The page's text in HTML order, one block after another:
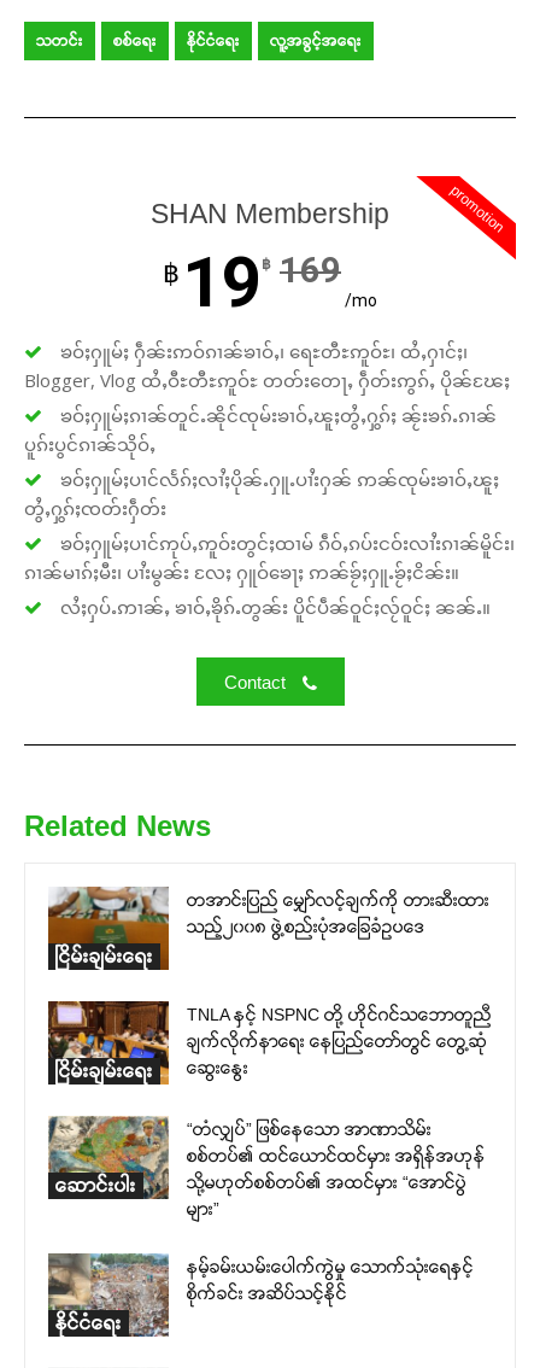
သတင်း စစ်ရေး နိုင်ငံရေး လူ့အခွင့်အရေး
promotion
SHAN Membership
฿ 19 ฿ 169
/mo
ၶဝ်ႈႁူမ်ႈ ႁဵၼ်းဢဝ်ၵၢၼ်ၶၢဝ်ႇ၊ ရေႊတီႊဢူဝ်ႊ၊ ထႆႇႁၢင်ႈ၊
Blogger, Vlog ထႆႇဝီႊတီႊဢူဝ်ႊ တတ်းတေႃႇ ႁဵတ်းဢွၵ်ႇ ပိုၼ်ၽႄႈ
ၶဝ်ႈႁူမ်ႈၵၢၼ်တူင်ႉၼိုင်ၸုမ်းၶၢဝ်ႇၽူႈတွႆႇႁွၵ်ႈ ၼႂ်းၶၵ်ႉၵၢၼ်
ပူၵ်းပွင်ၵၢၼ်သိုဝ်ႇ
ၶဝ်ႈႁူမ်ႈပၢင်လႅၵ်ႈလၢႆႈပိုၼ်ႉႁူႉပၢႆးႁၼ် ဢၼ်ၸုမ်းၶၢဝ်ႇၽူႈ
တွႆႇႁွၵ်ႈၸတ်းႁဵတ်း
ၶဝ်ႈႁူမ်ႈပၢင်ဢုပ်ႇဢူဝ်းတွင်ႈထၢမ် ၵဵဝ်ႇၵပ်းငဝ်းလၢႆးၵၢၼ်မိူင်း၊
ၵၢၼ်မၢၵ်ႈမီး၊ ပၢႆးမွၼ်း လႄႈ ႁူဝ်ၶေႃႈ ဢၼ်ၶႂ်ႈႁူႉၶႂ်ႈငိၼ်း။
လႆႈႁပ်ႉဢၢၼ်ႇ ၶၢဝ်ႇၶိုၵ်ႉတွၼ်း ပိူင်ပဵၼ်ဝူင်ႈလႂ်ဝူင်ႈ ၼၼ်ႉ။
Contact
Related News
ငြိမ်းချမ်းရေး
တအာင်းပြည် မျှော်လင့်ချက်ကို တားဆီးထား
သည့်၂၀၀၈ ဖွဲ့စည်းပုံအခြေခံဥပဒေ
ငြိမ်းချမ်းရေး
TNLA နှင့် NSPNC တို့ ဟိုင်ဂင်သဘောတူညီ
ချက်လိုက်နာရေး နေပြည်တော်တွင် တွေ့ဆုံ
ဆွေးနွေး
ဆောင်းပါး
“တံလျှပ်” ဖြစ်နေသော အာဏာသိမ်း
စစ်တပ်၏ ထင်ယောင်ထင်မှား အရှိန်အဟုန်
သို့မဟုတ်စစ်တပ်၏ အထင်မှား “အောင်ပွဲ
များ”
နိုင်ငံရေး
နမ့်ခမ်းယမ်းပေါက်ကွဲမှု သောက်သုံးရေနှင့်
စိုက်ခင်း အဆိပ်သင့်နိုင်